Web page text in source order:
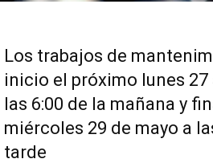
Los trabajos de
inicio el próximo lunes 27
las 6:00 de la mañana y
miércoles 29 de mayo a
tarde